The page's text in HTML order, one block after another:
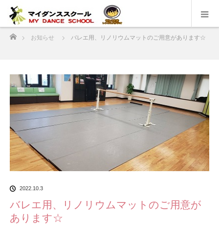
ホーム
お知らせ バレエ用、リノリウムマットのご用意があります☆
2022.10.3
バレエ用、リノリウムマットのご用意が
あります☆